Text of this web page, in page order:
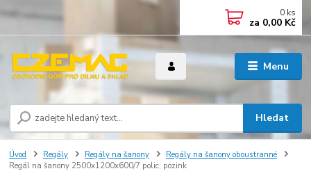
Menu
Hledat
0 ks
za 0,00 Kč
Úvod Regály Regály na šanony
Regály na šanony oboustranné
Regál na šanony 2500x1200x600/7 polic, pozink